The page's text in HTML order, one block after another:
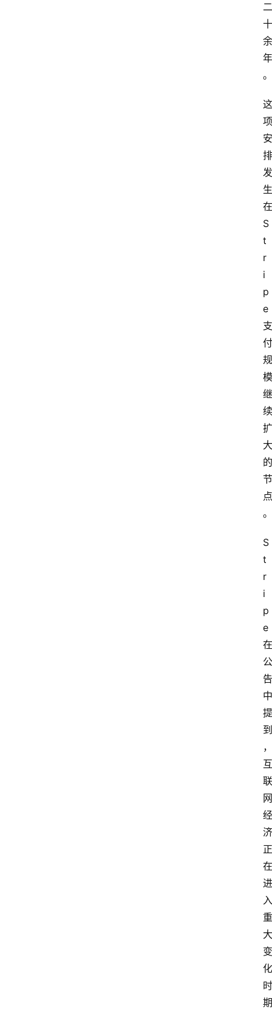
二
十
余
年
。
这
项
安
排
发
生
在
S
t
r
i
p
e
支
付
规
模
继
续
扩
大
的
节
点
。
S
t
r
i
p
e
在
公
告
中
提
到
，
互
联
网
经
济
正
在
进
入
重
大
变
化
时
期